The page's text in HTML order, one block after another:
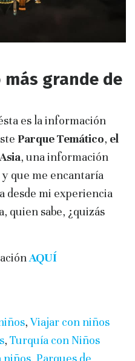
grande de
es la información
Parque Temático, el
, una información
que me encantaría
desde mi experiencia
quien sabe, ¿quizás
AQUÍ
, Viajar con niños
, Turquía con Niños